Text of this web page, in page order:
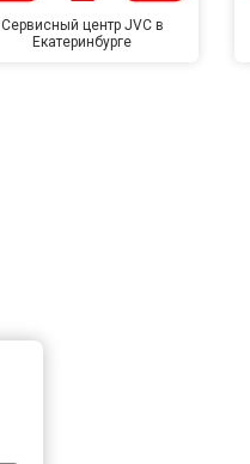
Сервисный центр JVC в
Екатеринбурге